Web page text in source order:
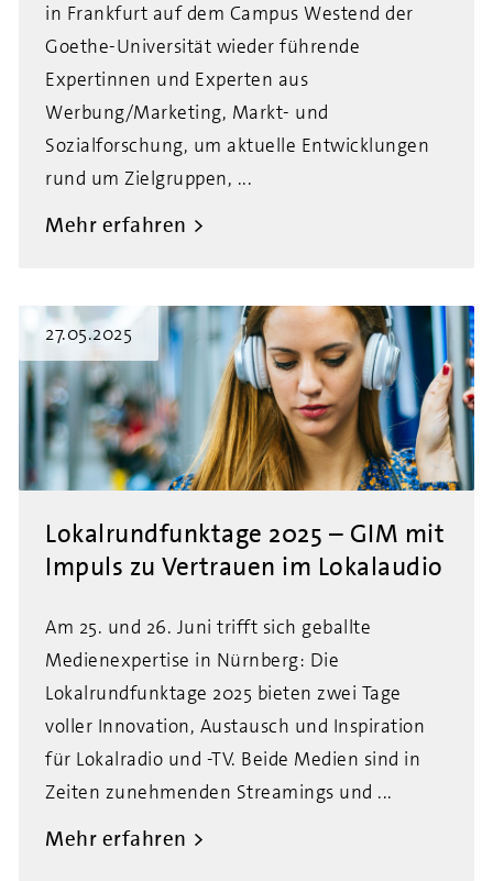
in Frankfurt auf dem Campus Westend der
Goethe-Universität wieder führende
Expertinnen und Experten aus
Werbung/Marketing, Markt- und
Sozialforschung, um aktuelle Entwicklungen
rund um Zielgruppen, ...
Mehr erfahren
27.05.2025
Lokalrundfunktage 2025 – GIM mit
Impuls zu Vertrauen im Lokalaudio
Am 25. und 26. Juni trifft sich geballte
Medienexpertise in Nürnberg: Die
Lokalrundfunktage 2025 bieten zwei Tage
voller Innovation, Austausch und Inspiration
für Lokalradio und -TV. Beide Medien sind in
Zeiten zunehmenden Streamings und ...
Mehr erfahren